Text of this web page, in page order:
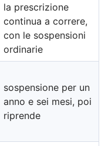
la prescrizione
continua a correre,
con le sospensioni
ordinarie
sospensione per un
anno e sei mesi, poi
riprende